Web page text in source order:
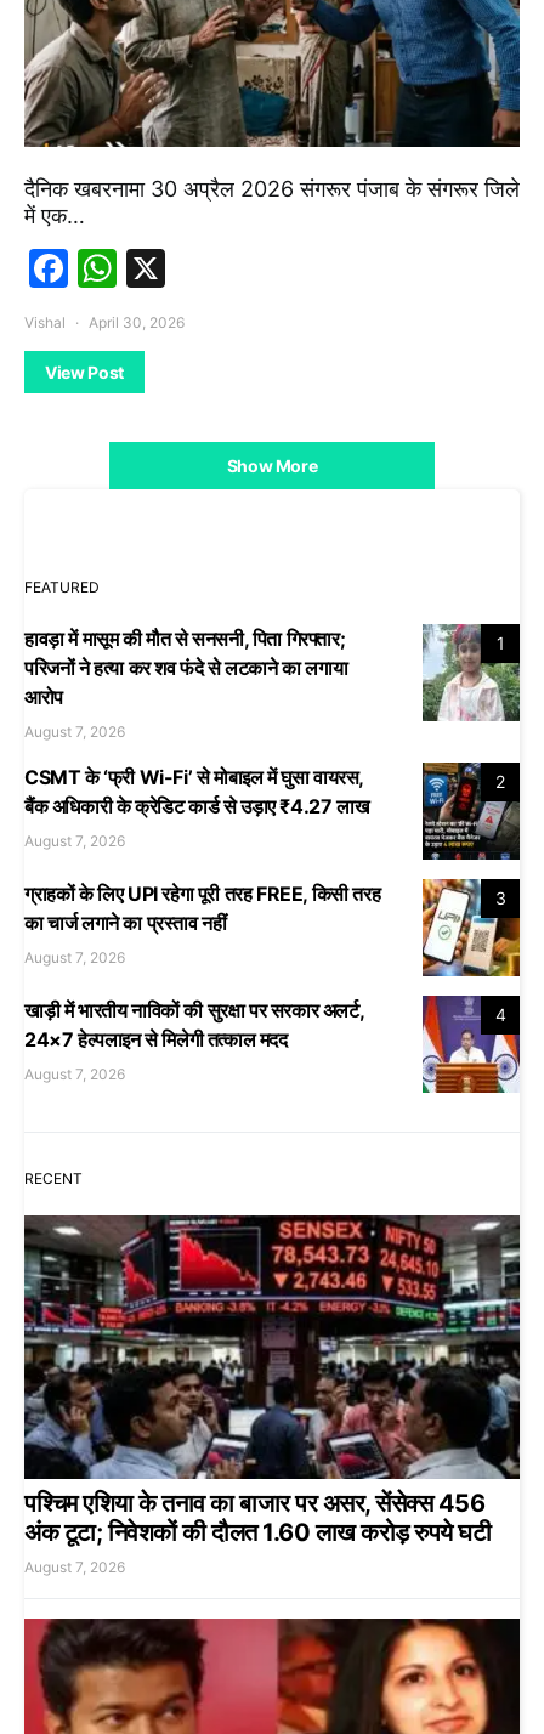
दैनिक खबरनामा 30 अप्रैल 2026 संगरूर पंजाब के संगरूर जिले
में एक…
Facebook
WhatsApp
Vishal April 30, 2026
View Post
Show More
FEATURED
1
हावड़ा में मासूम की मौत से सनसनी, पिता गिरफ्तार;
परिजनों ने हत्या कर शव फंदे से लटकाने का लगाया
आरोप
August 7, 2026
2
CSMT के ‘फ्री Wi-Fi’ से मोबाइल में घुसा वायरस,
बैंक अधिकारी के क्रेडिट कार्ड से उड़ाए ₹4.27 लाख
August 7, 2026
3
ग्राहकों के लिए UPI रहेगा पूरी तरह FREE, किसी तरह
का चार्ज लगाने का प्रस्ताव नहीं
August 7, 2026
4
खाड़ी में भारतीय नाविकों की सुरक्षा पर सरकार अलर्ट,
24×7 हेल्पलाइन से मिलेगी तत्काल मदद
August 7, 2026
RECENT
पश्चिम एशिया के तनाव का बाजार पर असर, सेंसेक्स 456
अंक टूटा; निवेशकों की दौलत 1.60 लाख करोड़ रुपये घटी
August 7, 2026